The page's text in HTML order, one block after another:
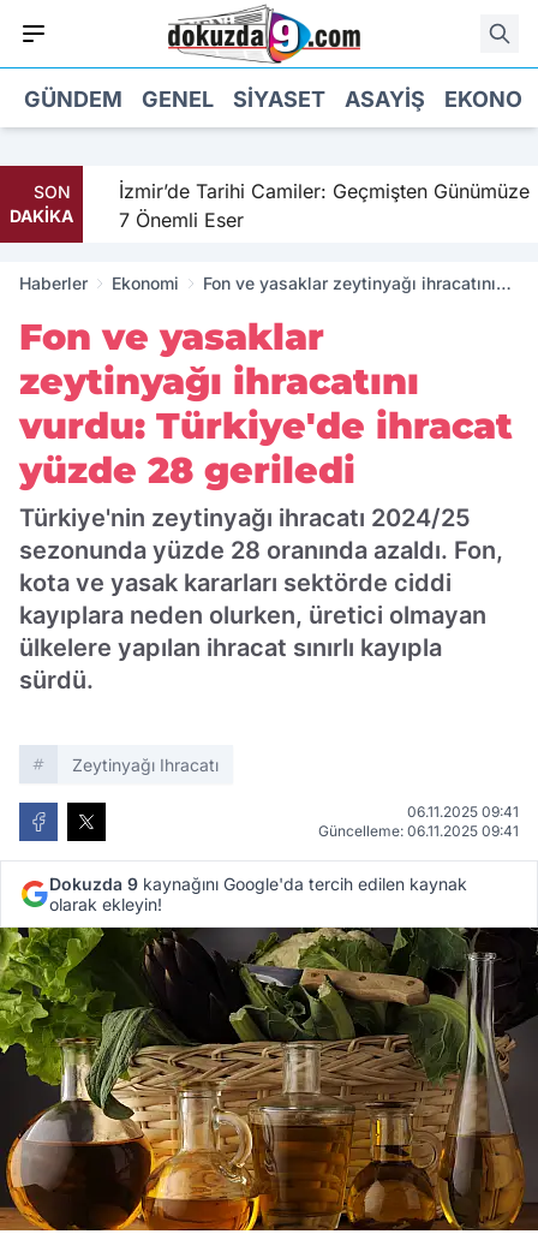
GÜNDEM GENEL SIYASET ASAYIŞ
SON
DAKİKA
İzmir’de Tarihi Camiler: Geçmişten Günümüze
7 Önemli Eser
Haberler Ekonomi
Fon ve yasaklar zeytinyağı ihracatını
geriledi
Fon ve yasaklar
zeytinyağı ihracatını
vurdu: Türkiye'de ihracat
yüzde 28 geriledi
Türkiye'nin zeytinyağı ihracatı 2024/25
sezonunda yüzde 28 oranında azaldı. Fon,
kota ve yasak kararları sektörde ciddi
kayıplara neden olurken, üretici olmayan
ülkelere yapılan ihracat sınırlı kayıpla
sürdü.
Zeytinyağı Ihracatı
06.11.2025 09:41
Güncelleme: 06.11.2025 09:41
Dokuzda 9 kaynağını Google'da tercih edilen kaynak
olarak ekleyin!